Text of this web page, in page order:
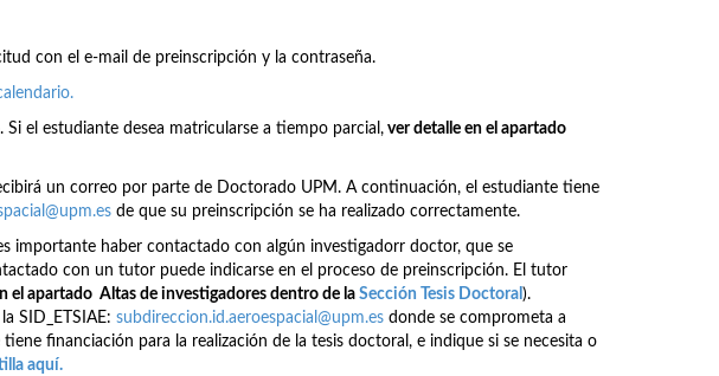
con el e-mail de preinscripción y la contraseña.
el estudiante desea matricularse a tiempo parcial, ver detalle en el apartado
un correo por parte de Doctorado UPM. A continuación, el estudiante tiene
de que su preinscripción se ha realizado correctamente.
importante haber contactado con algún investigadorr doctor, que se
con un tutor puede indicarse en el proceso de preinscripción. El tutor
el apartado Altas de investigadores dentro de la Sección Tesis Doctoral ).
SID_ETSIAE: subdireccion.id.aeroespacial@upm.es donde se comprometa a
financiación para la realización de la tesis doctoral, e indique si se necesita o
aquí.